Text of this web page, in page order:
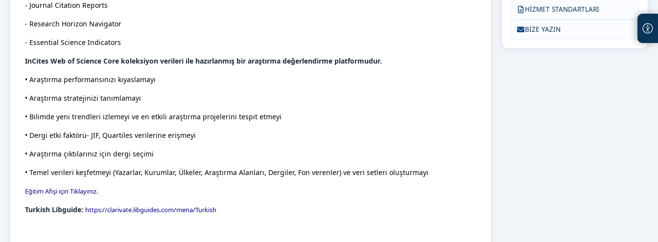
- Journal Citation Reports
- Research Horizon Navigator
- Essential Science Indicators
InCites Web of Science Core koleksiyon verileri ile hazırlanmış bir araştırma değerlendirme platformudur.
• Araştırma performansınızı kıyaslamayı
• Araştırma stratejinizi tanımlamayı
• Bilimde yeni trendleri izlemeyi ve en etkili araştırma projelerini tespit etmeyi
• Dergi etki faktörü- JIF, Quartiles verilerine erişmeyi
• Araştırma çıktılarınız için dergi seçimi
• Temel verileri keşfetmeyi (Yazarlar, Kurumlar, Ülkeler, Araştırma Alanları, Dergiler, Fon verenler) ve veri setleri oluşturmayı
Eğitim Afişi için Tıklayınız.
Turkish Libguide: https://clarivate.libguides.com/mena/Turkish
HİZMET STANDARTLARI
BİZE YAZIN